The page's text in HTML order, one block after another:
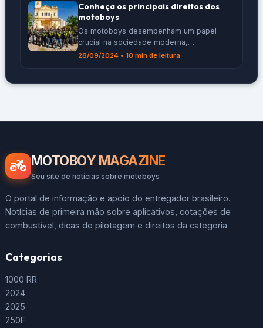
seu trabalho, vamos entender o impacto
desses profissionais na logística urbana e
na economia. Vamos também discutir os
desafios que enfrentam e as histórias […]
Conheça os principais direitos dos
motoboys
Os motoboys desempenham um papel
crucial na sociedade moderna,
especialmente com o crescimento das
possuem. Este artigo explora os principais
profissionais devem ter em mente. Direitos
28/09/2024 • 10 min de leitura
MOTOBOY MAGAZINE
Seu site de notícias sobre motoboys
O portal de informação e apoio do entregador brasileiro.
Notícias de primeira mão sobre aplicativos, cotações de
combustível, dicas de pilotagem e direitos da categoria.
Categorias
1000 RR
2024
2025
250F